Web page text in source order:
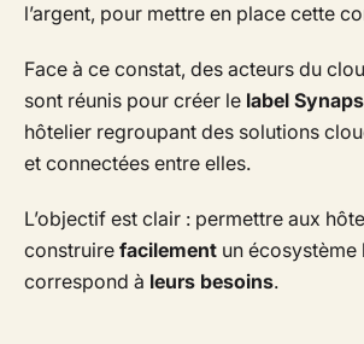
l’argent, pour mettre en place cette
Face à ce constat, des acteurs du
sont réunis pour créer le label
hôtelier regroupant des solutions
et connectées entre elles.
L’objectif est clair : permettre aux
construire facilement un
correspond à leurs besoins.